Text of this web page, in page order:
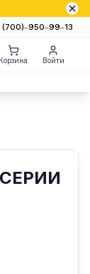
(700)‒950‒99‒13
Корзина Войти